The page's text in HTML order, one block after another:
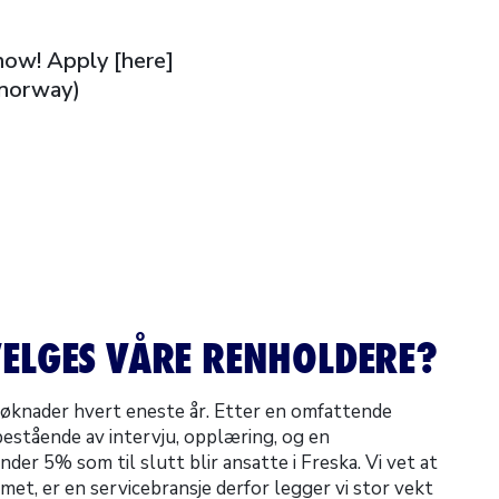
Apply [here]
VÅRE RENHOLDERE?
hvert eneste år. Etter en omfattende
av intervju, opplæring, og en
5% som til slutt blir ansatte i Freska. Vi vet at
er en servicebransje derfor legger vi stor vekt